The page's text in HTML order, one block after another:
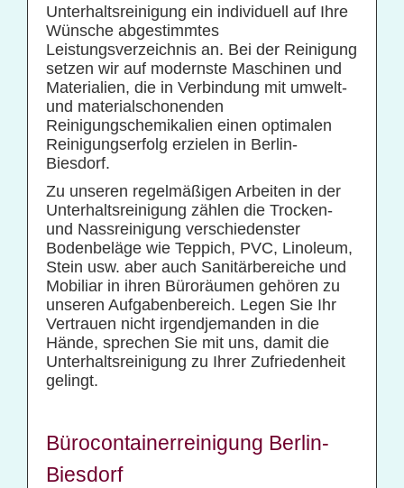
Unterhaltsreinigung ein individuell auf Ihre
Wünsche abgestimmtes
Leistungsverzeichnis an. Bei der Reinigung
setzen wir auf modernste Maschinen und
Materialien, die in Verbindung mit umwelt-
und materialschonenden
Reinigungschemikalien einen optimalen
Reinigungserfolg erzielen in Berlin-
Biesdorf.
Zu unseren regelmäßigen Arbeiten in der
Unterhaltsreinigung zählen die Trocken-
und Nassreinigung verschiedenster
Bodenbeläge wie Teppich, PVC, Linoleum,
Stein usw. aber auch Sanitärbereiche und
Mobiliar in ihren Büroräumen gehören zu
unseren Aufgabenbereich. Legen Sie Ihr
Vertrauen nicht irgendjemanden in die
Hände, sprechen Sie mit uns, damit die
Unterhaltsreinigung zu Ihrer Zufriedenheit
gelingt.
Bürocontainerreinigung Berlin-
Biesdorf